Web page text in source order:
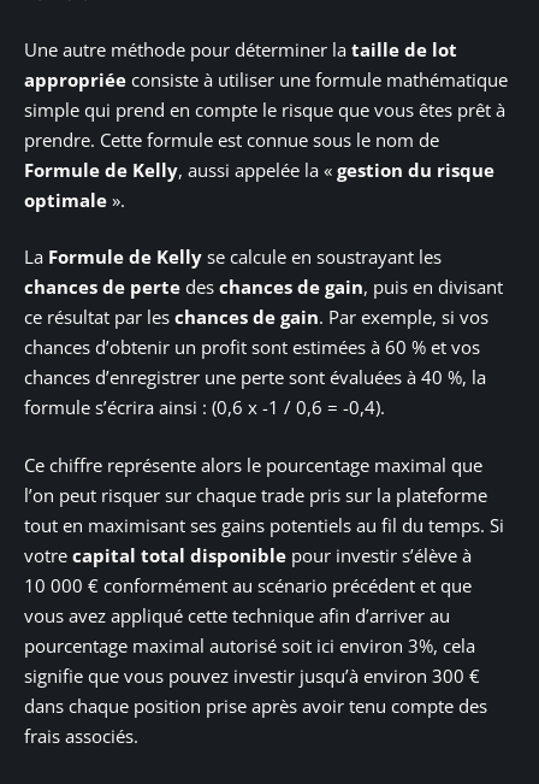
Une autre méthode pour déterminer la taille de lot
appropriée consiste à utiliser une formule mathématique
simple qui prend en compte le risque que vous êtes prêt à
prendre. Cette formule est connue sous le nom de
Formule de Kelly, aussi appelée la « gestion du risque
optimale ».
La Formule de Kelly se calcule en soustrayant les
chances de perte des chances de gain, puis en divisant
ce résultat par les chances de gain. Par exemple, si vos
chances d’obtenir un profit sont estimées à 60 % et vos
chances d’enregistrer une perte sont évaluées à 40 %, la
formule s’écrira ainsi : (0,6 x -1 / 0,6 = -0,4).
Ce chiffre représente alors le pourcentage maximal que
l’on peut risquer sur chaque trade pris sur la plateforme
tout en maximisant ses gains potentiels au fil du temps. Si
votre capital total disponible pour investir s’élève à
10 000 € conformément au scénario précédent et que
vous avez appliqué cette technique afin d’arriver au
pourcentage maximal autorisé soit ici environ 3%, cela
signifie que vous pouvez investir jusqu’à environ 300 €
dans chaque position prise après avoir tenu compte des
frais associés.